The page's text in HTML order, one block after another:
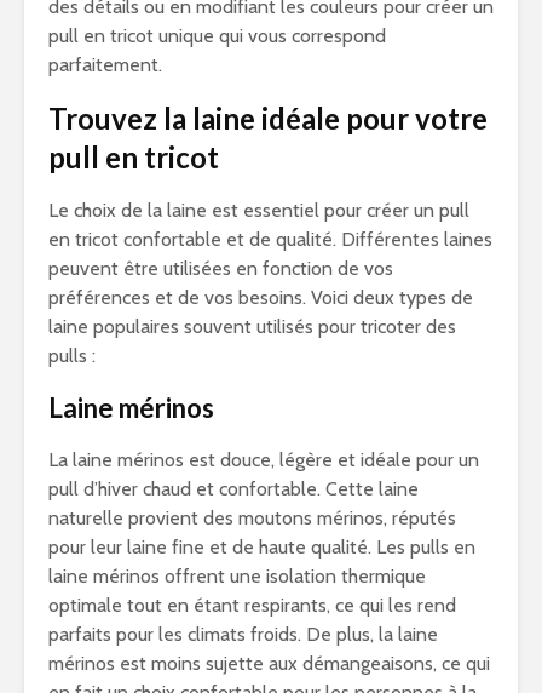
des détails ou en modifiant les couleurs pour créer un
pull en tricot unique qui vous correspond
parfaitement.
Trouvez la laine idéale pour votre
pull en tricot
Le choix de la laine est essentiel pour créer un pull
en tricot confortable et de qualité. Différentes laines
peuvent être utilisées en fonction de vos
préférences et de vos besoins. Voici deux types de
laine populaires souvent utilisés pour tricoter des
pulls :
Laine mérinos
La laine mérinos est douce, légère et idéale pour un
pull d’hiver chaud et confortable. Cette laine
naturelle provient des moutons mérinos, réputés
pour leur laine fine et de haute qualité. Les pulls en
laine mérinos offrent une isolation thermique
optimale tout en étant respirants, ce qui les rend
parfaits pour les climats froids. De plus, la laine
mérinos est moins sujette aux démangeaisons, ce qui